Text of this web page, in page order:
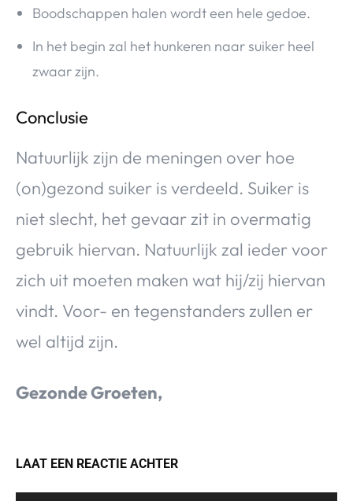
Boodschappen halen wordt een hele gedoe.
In het begin zal het hunkeren naar suiker heel
zwaar zijn.
Conclusie
Natuurlijk zijn de meningen over hoe
(on)gezond suiker is verdeeld. Suiker is
niet slecht, het gevaar zit in overmatig
gebruik hiervan. Natuurlijk zal ieder voor
zich uit moeten maken wat hij/zij hiervan
vindt. Voor- en tegenstanders zullen er
wel altijd zijn.
Gezonde Groeten,
LAAT EEN REACTIE ACHTER